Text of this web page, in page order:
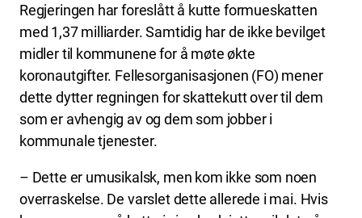
Regjeringen har foreslått å kutte formueskatten
med 1,37 milliarder. Samtidig har de ikke bevilget
midler til kommunene for å møte økte
koronautgifter. Fellesorganisasjonen (FO) mener
dette dytter regningen for skattekutt over til dem
som er avhengig av og dem som jobber i
kommunale tjenester.
– Dette er umusikalsk, men kom ikke som noen
overraskelse. De varslet dette allerede i mai. Hvis